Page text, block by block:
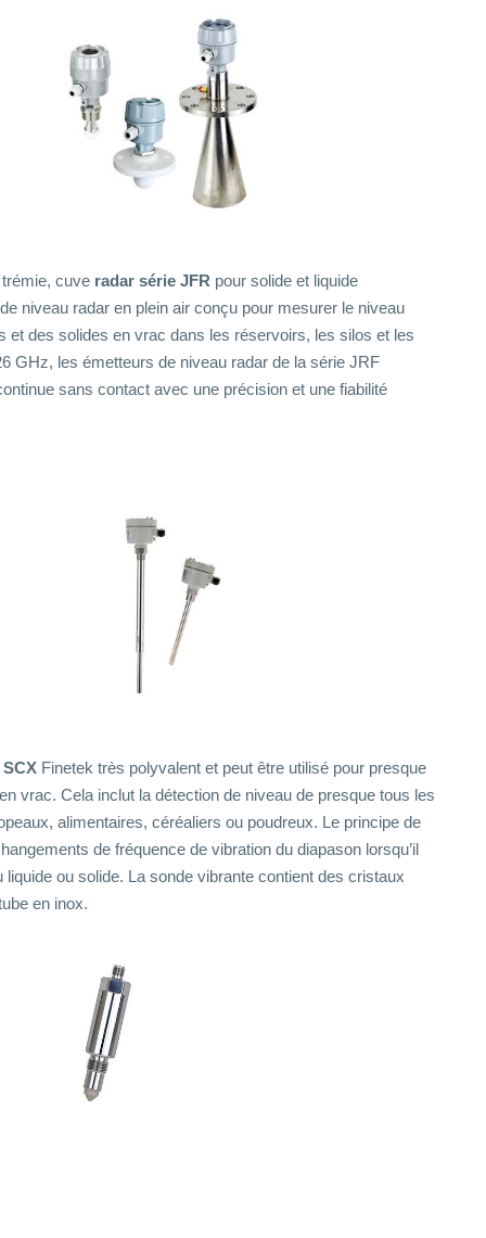
cuve radar série JFR pour solide et liquide
niveau radar en plein air conçu pour mesurer le niveau
et des solides en vrac dans les réservoirs, les silos et les
GHz, les émetteurs de niveau radar de la série JRF
sans contact avec une précision et une fiabilité
SCXFinetek très polyvalent et peut être utilisé pour presque
vrac. Cela inclut la détection de niveau de presque tous les
alimentaires, céréaliers ou poudreux. Le principe de
de fréquence de vibration du diapason lorsqu’il
ou solide. La sonde vibrante contient des cristaux
en inox.